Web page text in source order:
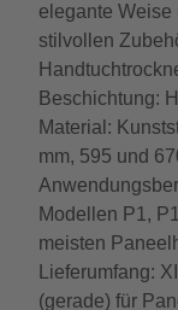
elegante Weise
stilvollen
Beschichtung:
Material:
mm, 595 und
Modellen P1,
meisten
Lieferumfang:
(gerade) für